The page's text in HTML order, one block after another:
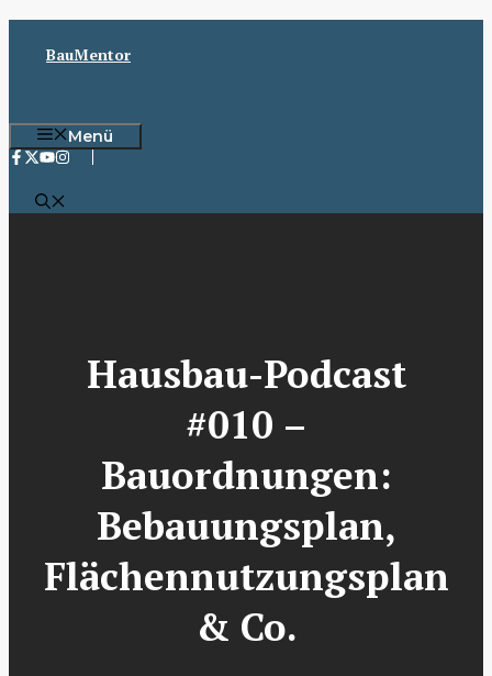
InhaltBauMentor
Menü
Hausbau-Podcast
#010 –
Bauordnungen:
Bebauungsplan,
Flächennutzungsplan
& Co.